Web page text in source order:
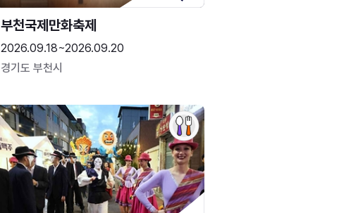
부천국제만화축제
2026.09.18~2026.09.20
경기도 부천시